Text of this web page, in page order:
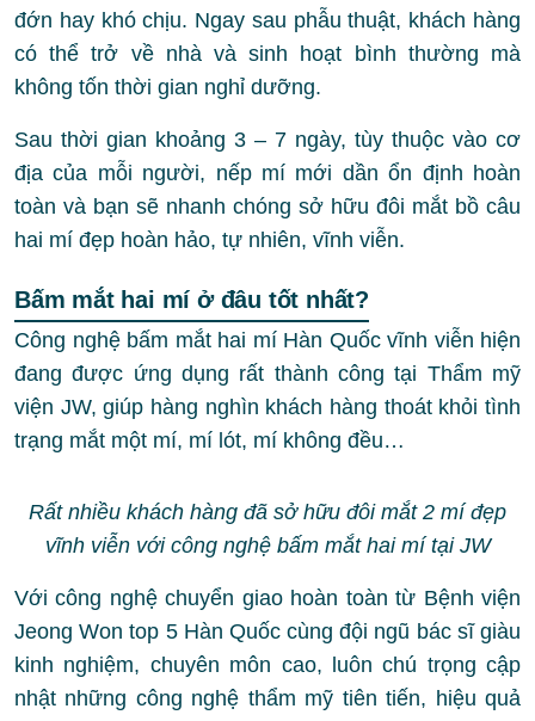
đớn hay khó chịu. Ngay sau phẫu thuật, khách hàng
có thể trở về nhà và sinh hoạt bình thường mà
không tốn thời gian nghỉ dưỡng.
Sau thời gian khoảng 3 – 7 ngày, tùy thuộc vào cơ
địa của mỗi người, nếp mí mới dần ổn định hoàn
toàn và bạn sẽ nhanh chóng sở hữu đôi mắt bồ câu
hai mí đẹp hoàn hảo, tự nhiên, vĩnh viễn.
Bấm mắt hai mí ở đâu tốt nhất?
Công nghệ bấm mắt hai mí Hàn Quốc vĩnh viễn hiện
đang được ứng dụng rất thành công tại Thẩm mỹ
viện JW, giúp hàng nghìn khách hàng thoát khỏi tình
trạng mắt một mí, mí lót, mí không đều…
Rất nhiều khách hàng đã sở hữu đôi mắt 2 mí đẹp
vĩnh viễn với công nghệ bấm mắt hai mí tại JW
Với công nghệ chuyển giao hoàn toàn từ Bệnh viện
Jeong Won top 5 Hàn Quốc cùng đội ngũ bác sĩ giàu
kinh nghiệm, chuyên môn cao, luôn chú trọng cập
nhật những công nghệ thẩm mỹ tiên tiến, hiệu quả